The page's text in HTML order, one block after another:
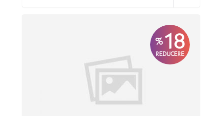
%18
REDUCERE